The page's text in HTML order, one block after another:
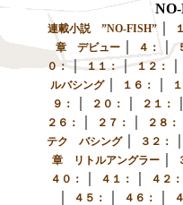
連載小説 ”NO-FISH”｜
章 デビュー
４：｜
０：｜１１：｜１２：
ルバシング｜ １６：
９：
２０： ２１：
２６： ２７： ２８：
テク バシング｜ ３２：
章 リトルアングラー
４０：
４１： ４２：
４５： ４６：